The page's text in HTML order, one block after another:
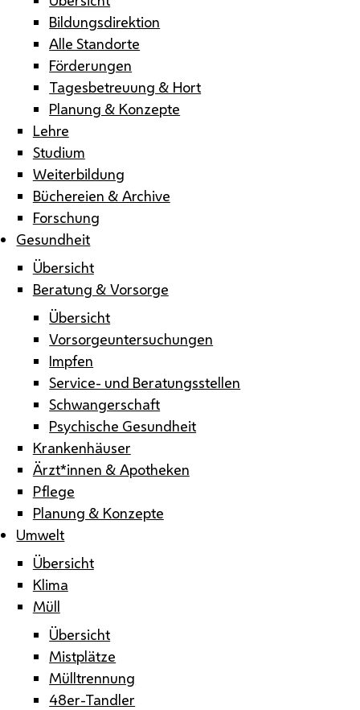
Bildungsdirektion
Alle Standorte
Förderungen
Tagesbetreuung & Hort
Planung & Konzepte
Lehre
Studium
Weiterbildung
Büchereien & Archive
Forschung
Gesundheit
Übersicht
Beratung & Vorsorge
Übersicht
Vorsorgeuntersuchungen
Impfen
Service- und Beratungsstellen
Schwangerschaft
Psychische Gesundheit
Krankenhäuser
Ärzt*innen & Apotheken
Pflege
Planung & Konzepte
Umwelt
Übersicht
Klima
Müll
Übersicht
Mistplätze
Mülltrennung
48er-Tandler